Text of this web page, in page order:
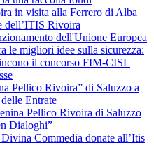
in visita alla Ferrero di Alba
dell’ITIS Rivoira
dell'Unione Europea
le migliori idee sulla sicurezza:
il concorso FIM-CISL
Pellico Rivoira” di Saluzzo a
Entrate
Pellico Rivoira di Saluzzo
Dialoghi”
Commedia donate all’Itis